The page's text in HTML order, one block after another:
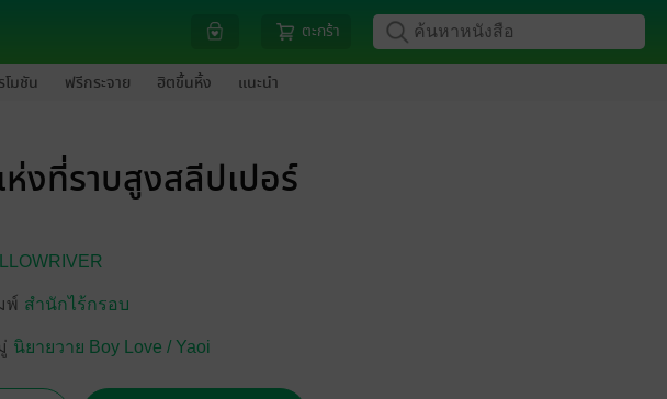
ตะกร้า
โมชัน ฟรีกระจาย ฮิตขึ้นหิ้ง แนะนำ
งที่ราบสูงสลีปเปอร์
พ์ สำนักไร้กรอบ
นิยายวาย Boy Love / Yaoi